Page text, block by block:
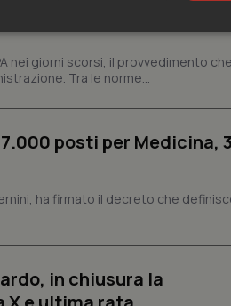
delle tariffe ospedaliere e
nei giorni scorsi, il provvedimento
Tra le norme...
posti per Medicina,
ha firmato il decreto che
in chiusura la
Statistici
web abilitandone funzionalità di base quali la
grado di funzionare correttamente senza questi
settimane
scelte di consenso e privacy
interazione con il sito.
del visitatore riguardo a varie